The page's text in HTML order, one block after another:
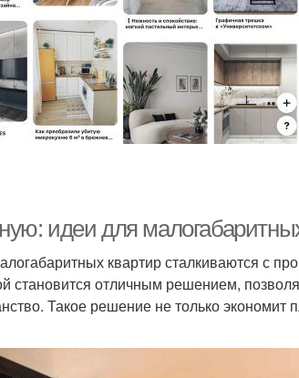
идеи для
квартир сталкиваются с
становится отличным решением,
Такое решение не только экономит